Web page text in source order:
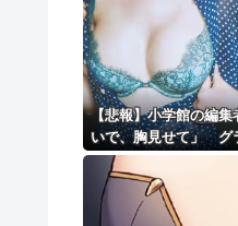
海外「おめ
ｗｗ
【悲報】小学館の編集
いで、胸見せて」 グ
望の女性に迫った過